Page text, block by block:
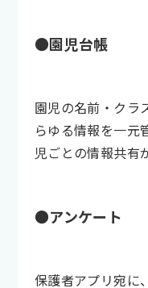
●園児台帳
園児の名前・クラ
らゆる情報を一元
児ごとの情報共有
●アンケート
保護者アプリ宛に